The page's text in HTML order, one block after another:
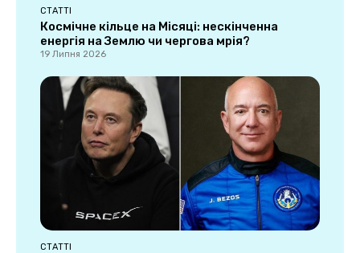
СТАТТІ
Космічне кільце на Місяці: нескінченна
енергія на Землю чи чергова мрія?
19 Липня 2026
СТАТТІ